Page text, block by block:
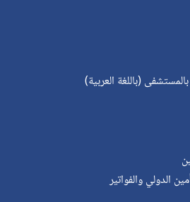
(باللغة العربية)
الدولي والفواتير